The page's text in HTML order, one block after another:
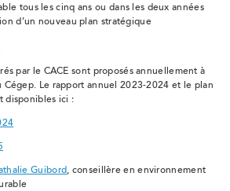
tous les cinq ans ou dans les deux années
d’un nouveau plan stratégique
par le CACE sont proposés annuellement à
Cégep. Le rapport annuel 2023-2024 et le plan
disponibles ici :
Guibord, conseillère en environnement